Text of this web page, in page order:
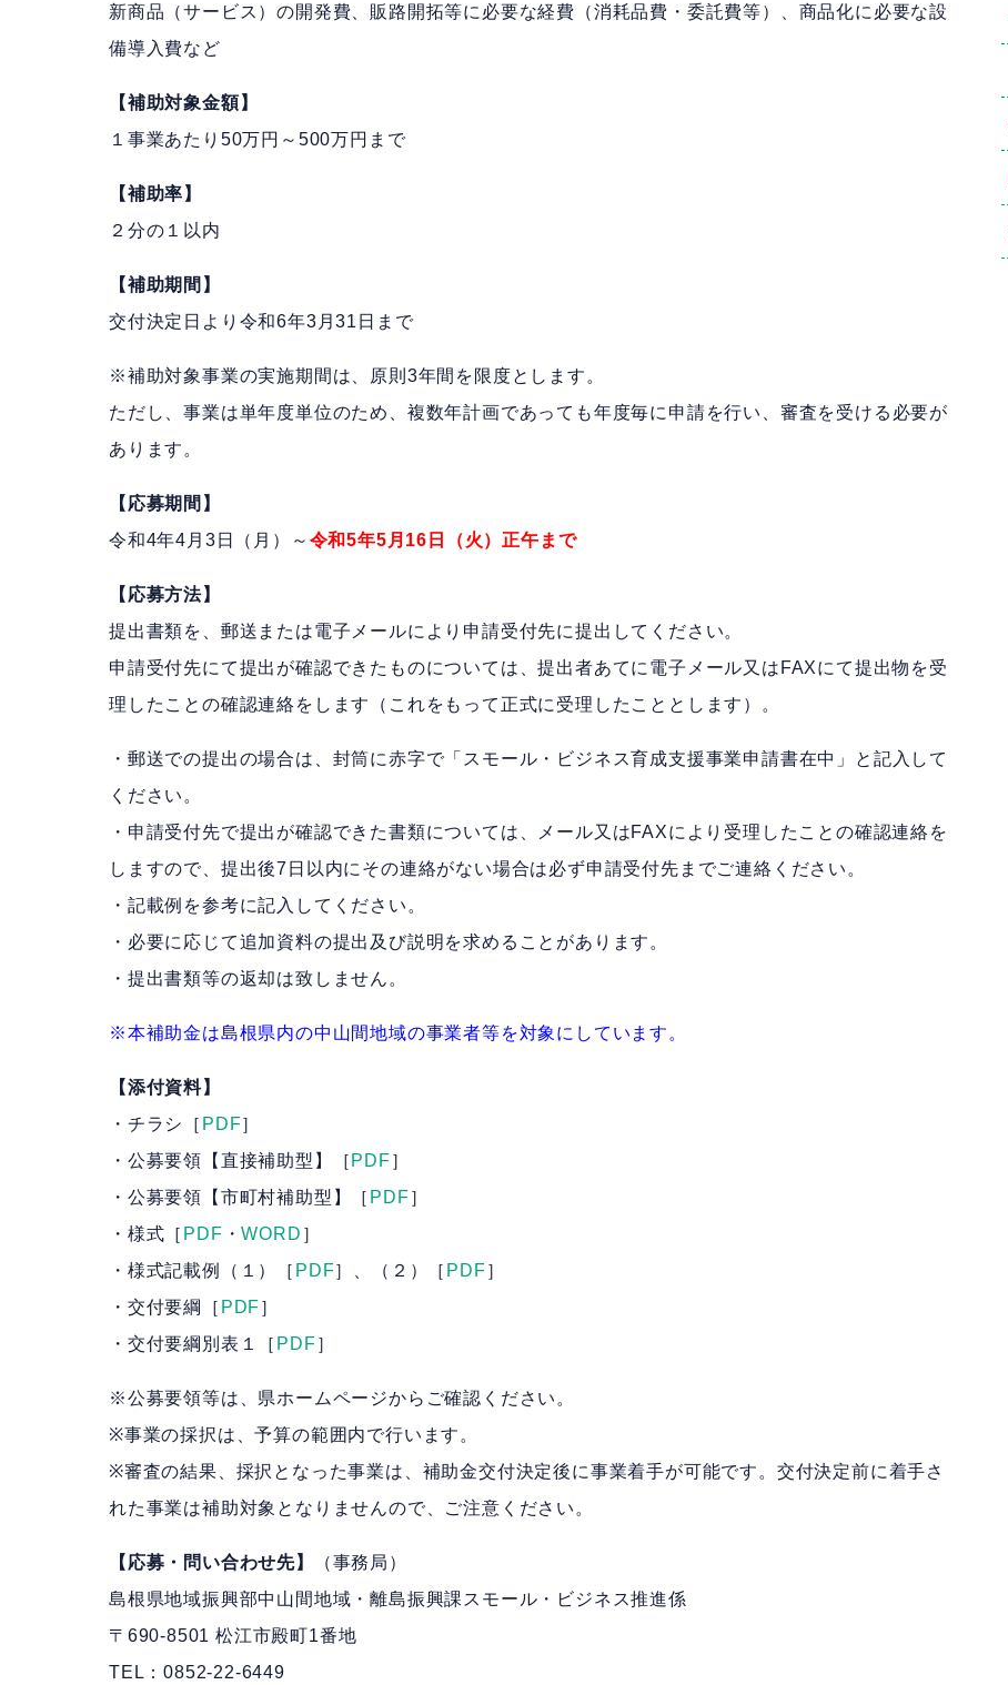
新商品（サービス）の開発費、販路開拓等に必要な経費（消耗品費・委託費等）、商品化に必要な設
備導入費など
【補助対象金額】
１事業あたり50万円～500万円まで
【補助率】
２分の１以内
【補助期間】
交付決定日より令和6年3月31日まで
※補助対象事業の実施期間は、原則3年間を限度とします。
ただし、事業は単年度単位のため、複数年計画であっても年度毎に申請を行い、 審査を受ける必要が
あります。
【応募期間】
令和4年4月3日（月）～ 令和5年5月16日（火）正午まで
【応募方法】
提出書類を、郵送または電子メールにより申請受付先に提出してください。
申請受付先にて提出が確認できたものについては、提出者あてに電子メール又はFAXにて提出物を受
理したことの確認連絡をします（これをもって正式に受理したこととします）。
・郵送での提出の場合は、封筒に赤字で「スモール・ビジネス育成支援事業申請書在中」と記入して
ください。
・申請受付先で提出が確認できた書類については、メール又はFAXにより受理したことの確認連絡を
しますので、提出後7日以内にその連絡がない場合は必ず申請受付先までご連絡ください。
・記載例を参考に記入してください。
・必要に応じて追加資料の提出及び説明を求めることがあります。
・提出書類等の返却は致しません。
※本補助金は島根県内の中山間地域の事業者等を対象にしています。
【添付資料】
・チラシ［ PDF］
・公募要領【直接補助型】［ PDF］
・公募要領【市町村補助型】［ PDF］
・様式［ PDF ・WORD ］
・様式記載例（１）［ PDF］、（２）［ PDF］
・交付要綱［ PDF］
・交付要綱別表１［ PDF］
※公募要領等は、県ホームページからご確認ください。
※事業の採択は、予算の範囲内で行います。
※審査の結果、採択となった事業は、補助金交付決定後に事業着手が可能です。交付決定前に着手さ
れた事業は補助対象となりませんので、ご注意ください。
【応募・問い合わせ先】
（事務局）
島根県地域振興部中山間地域・離島振興課スモール・ビジネス推進係
〒690-8501 松江市殿町1番地
TEL：0852-22-6449